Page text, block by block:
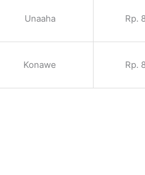
Unaaha Rp.
Konawe Rp.